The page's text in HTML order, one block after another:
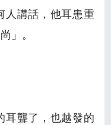
人講話，他耳患重
」。
耳聾了，也越發的